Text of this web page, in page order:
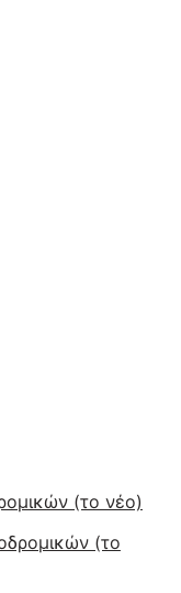
(το νέο)
(το